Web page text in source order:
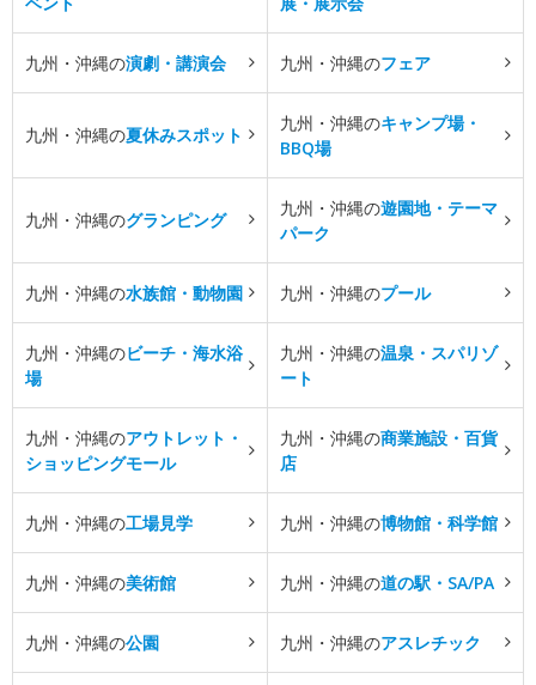
九州・沖縄の演劇・講演会 九州・沖縄のフェア
九州・沖縄の夏休みスポット
九州・沖縄のキャンプ場・
BBQ場
九州・沖縄のグランピング
九州・沖縄の遊園地・テーマ
パーク
九州・沖縄の水族館・動物園 九州・沖縄のプール
九州・沖縄のビーチ・海水浴
場
九州・沖縄の温泉・スパリゾ
ート
九州・沖縄のアウトレット・
ショッピングモール
九州・沖縄の商業施設・百貨
店
九州・沖縄の工場見学 九州・沖縄の博物館・科学館
九州・沖縄の美術館 九州・沖縄の道の駅・SA/PA
九州・沖縄の公園 九州・沖縄のアスレチック